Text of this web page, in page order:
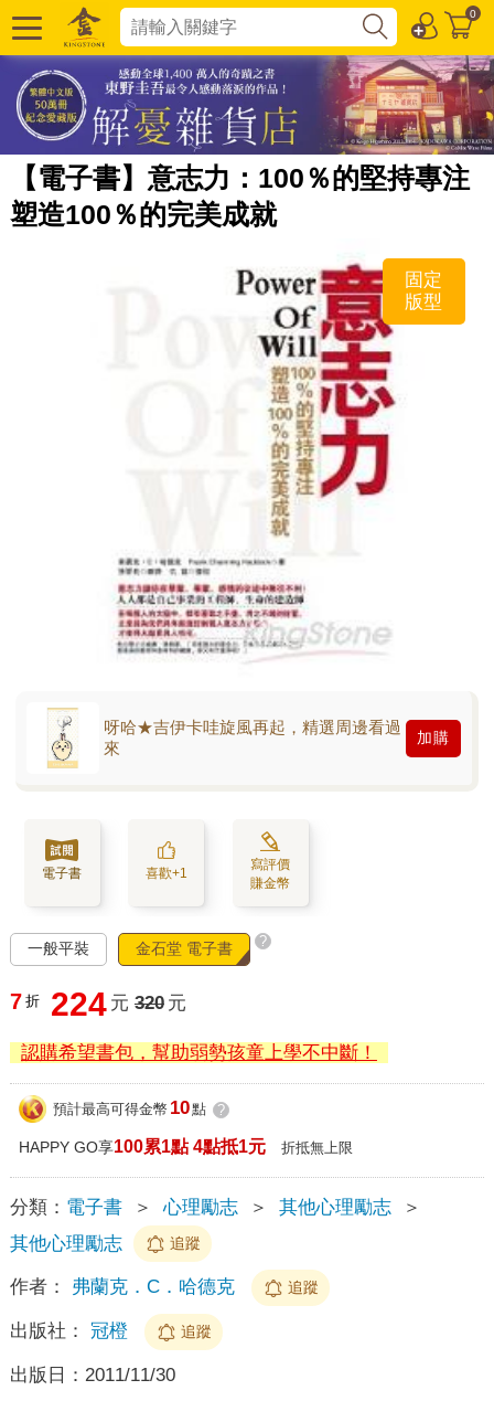
0
【電子書】意志力：100％的堅持專注
塑造100％的完美成就
固定
版型
呀哈★吉伊卡哇旋風再起，精選周邊看過
來
加購
電子書 喜歡+1
寫評價
賺金幣
一般平裝 金石堂 電子書 ?
7 折 224 元 320 元
認購希望書包，幫助弱勢孩童上學不中斷！
預計最高可得金幣 10點 ?
HAPPY GO享100累1點 4點抵1元 折抵無上限
分類： 電子書 ＞ 心理勵志 ＞ 其他心理勵志
＞
其他心理勵志
追蹤
作者： 弗蘭克．C．哈德克 追蹤
出版社： 冠橙 追蹤
出版日： 2011/11/30